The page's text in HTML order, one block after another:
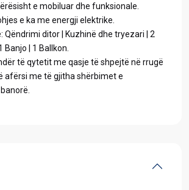
e mobiluar dhe funksionale.
e ka me energji elektrike.
Qëndrimi ditor | Kuzhinë dhe tryezari | 2
Banjo | 1 Ballkon.
të qytetit me qasje të shpejtë në rrugë
afërsi me të gjitha shërbimet e